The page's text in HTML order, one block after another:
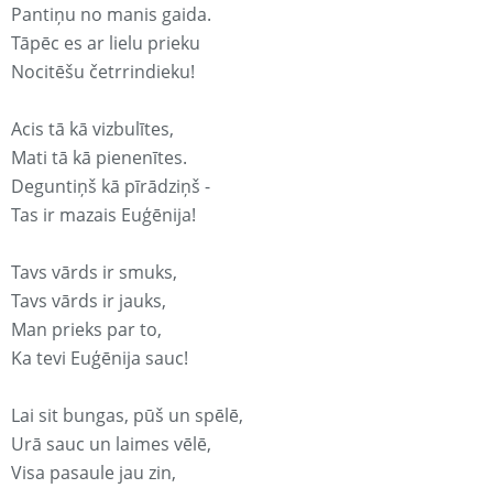
Pantiņu no manis gaida.
Tāpēc es ar lielu prieku
Nocitēšu četrrindieku!
Acis tā kā vizbulītes,
Mati tā kā pienenītes.
Deguntiņš kā pīrādziņš -
Tas ir mazais Euģēnija!
Tavs vārds ir smuks,
Tavs vārds ir jauks,
Man prieks par to,
Ka tevi Euģēnija sauc!
Lai sit bungas, pūš un spēlē,
Urā sauc un laimes vēlē,
Visa pasaule jau zin,